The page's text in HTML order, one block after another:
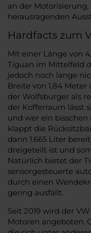
an der
herausragenden
Hardfacts zum
Mit einer Länge von
Tiguan im Mittelfeld
jedoch noch lange
Breite von 1,84 Meter
der Wolfsburger als
der Kofferraum lässt
und wer ein
klappt die
dann 1.665 Liter
dreigeteilt ist und
Natürlich bietet der
sensorgesteuerte
durch einen
gering ausfällt.
Seit 2019 wird der
Motoren angeboten.